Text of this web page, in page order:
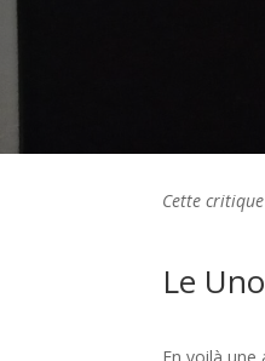
Cette
Le